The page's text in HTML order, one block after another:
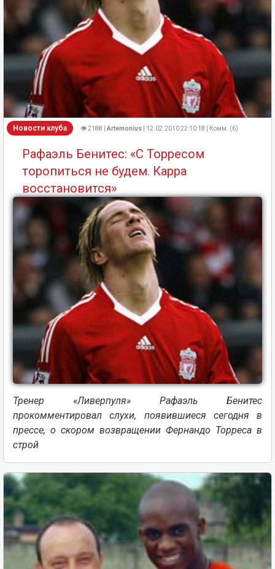
Новости клуба 👁 2188 | Artemonius | 12.02.2010 22:10:18 | Комм. (6)
Рафаэль Бенитес: «С Торресом
торопиться не будем. Карра
восстановится»
Тренер «Ливерпуля» Рафаэль Бенитес
прокомментировал слухи, появившиеся сегодня в
прессе, о скором возвращении Фернандо Торреса в
строй